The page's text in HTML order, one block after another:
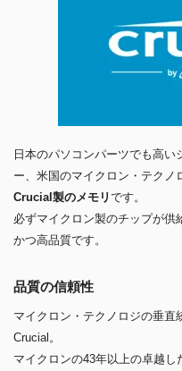
日本のパソコンパーツでも高
ー、米国のマイクロン・テクノ
Crucial製のメモリです。
必ずマイクロン製のチップが供
かつ高品質です。
品質の信頼性
マイクロン・テクノロジの垂直
Crucial。
マイクロンの43年以上の卓越